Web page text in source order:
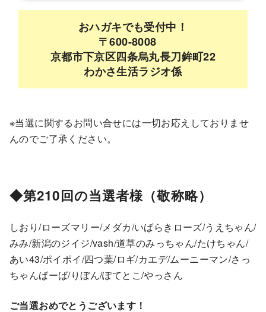
おハガキでも受付中！
〒600-8008
京都市下京区四条烏丸長刀鉾町22
わかさ生活ラジオ係
※当選に関するお問い合せには一切お応えしておりませ
んのでご了承ください。
◆第210回の当選者様（敬称略）
しおり/ローズマリー/メダカ/いばらきローズ/うえちゃん/
みみ/新潟のジイジ/vash/道草のみっちゃん/たけちゃん/
あい43/ポイポイ/四つ葉/ロギ/カエデ/ムーニーマン/さっ
ちゃんばーば/りぼん/ぽてとこ/やっさん
ご当選おめでとうございます！